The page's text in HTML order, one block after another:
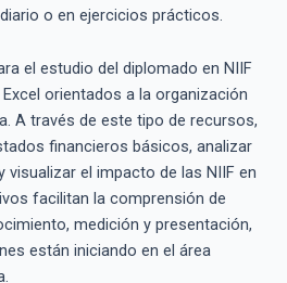
o en ejercicios prácticos.
el estudio del diplomado en NIIF
orientados a la organización
A través de este tipo de recursos,
financieros básicos, analizar
el impacto de las NIIF en
facilitan la comprensión de
medición y presentación,
están iniciando en el área